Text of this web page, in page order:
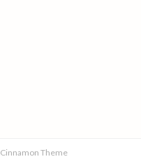
Cinnamon Theme